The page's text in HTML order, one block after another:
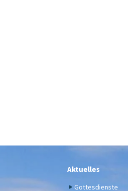
Aktuelles
Gottesdienste